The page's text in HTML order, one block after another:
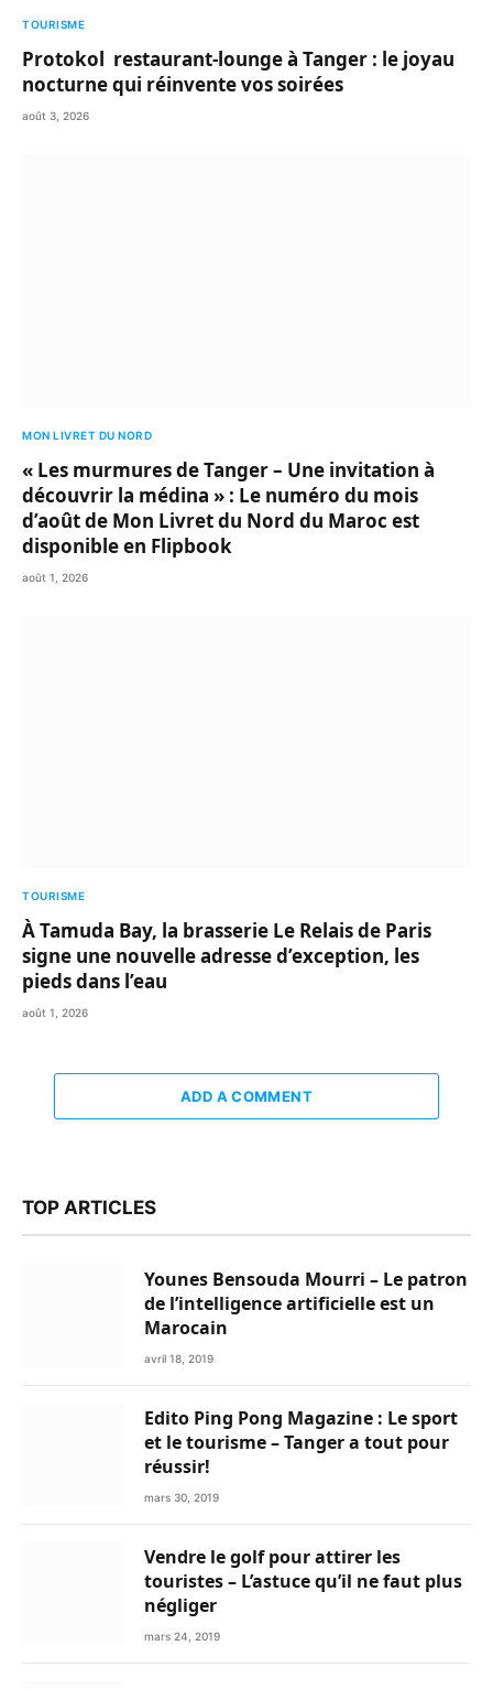
TOURISME
Protokol restaurant-lounge à Tanger : le joyau
nocturne qui réinvente vos soirées
août 3, 2026
MON LIVRET DU NORD
« Les murmures de Tanger – Une invitation à
découvrir la médina » : Le numéro du mois
d’août de Mon Livret du Nord du Maroc est
disponible en Flipbook
août 1, 2026
TOURISME
À Tamuda Bay, la brasserie Le Relais de Paris
signe une nouvelle adresse d’exception, les
pieds dans l’eau
août 1, 2026
ADD A COMMENT
TOP ARTICLES
Younes Bensouda Mourri – Le patron
de l’intelligence artificielle est un
Marocain
avril 18, 2019
Edito Ping Pong Magazine : Le sport
et le tourisme – Tanger a tout pour
réussir!
mars 30, 2019
Vendre le golf pour attirer les
touristes – L’astuce qu’il ne faut plus
négliger
mars 24, 2019